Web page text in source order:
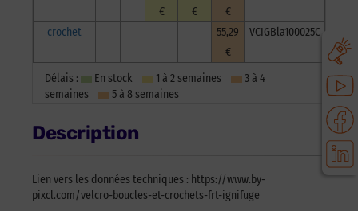
€
€
€
crochet
55,29
€
VCIGBla100025C
Délais : En stock 1 à 2 semaines
3 à 4
semaines
5 à 8 semaines
Description
Lien vers les données techniques : https://www.by-
pixcl.com/velcro-boucles-et-crochets-frt-ignifuge